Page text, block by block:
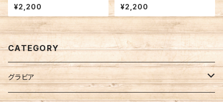
¥2,200 ¥2,200
CATEGORY
グラビア